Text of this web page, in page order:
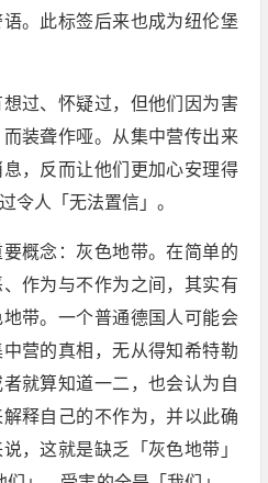
。此标签后来也成为纽伦堡
过、怀疑过，但他们因为害
装聋作哑。从集中营传出来
，反而让他们更加心安理得
令人「无法置信」。
概念：灰色地带。在简单的
作为与不作为之间，其实有
带。一个普通德国人可能会
营的真相，无从得知希特勒
就算知道一二，也会认为自
释自己的不作为，并以此确
，这就是缺乏「灰色地带」